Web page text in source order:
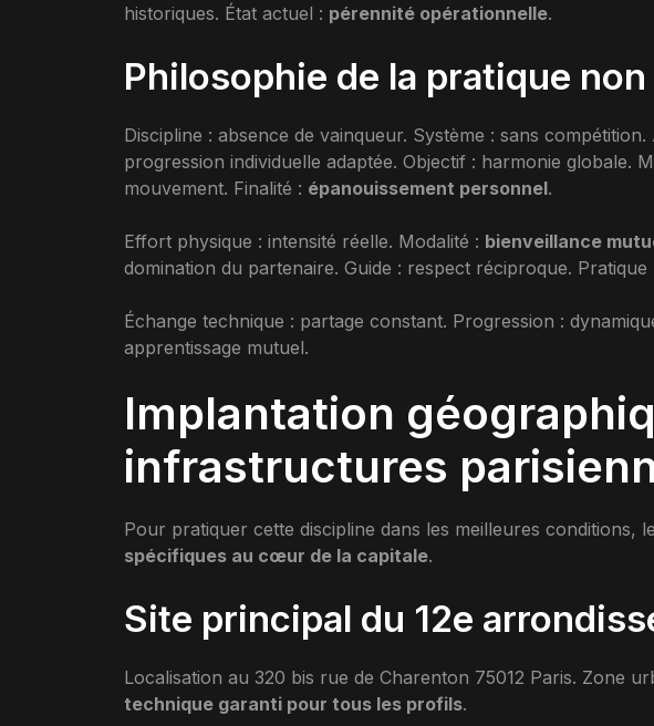
historiques. État actuel : pérennité opérationnelle.
Philosophie de la pratique
Discipline : absence de vainqueur. Système : sans
progression individuelle adaptée. Objectif : harmonie globale.
mouvement. Finalité : épanouissement personnel.
Effort physique : intensité réelle. Modalité : bienveillance
domination du partenaire. Guide : respect réciproque.
Échange technique : partage constant. Progression :
apprentissage mutuel.
Implantation
infrastructures
Pour pratiquer cette discipline dans les meilleures conditions,
spécifiques au cœur de la capitale.
Site principal du 12e
Localisation au 320 bis rue de Charenton 75012 Paris. Zone
technique garanti pour tous les profils.